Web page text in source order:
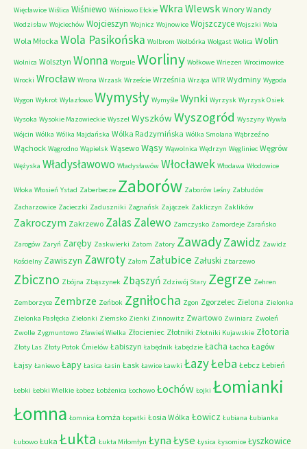
Więcławice Wiślica Wiśniewo Wiśniowo Ełckie Wkra Wlewsk Wnory Wandy
Wodzisław Wojciechów Wojcieszyn Wojnicz Wojnowice Wojszczyce Wojszki Wola
Wola Młocka Wola Pasikońska Wolbrom Wolbórka Wolgast Wolica Wolin
Wolnica Wolsztyn Wonna Worgule Worliny Wołkowe Wriezen Wrocimowice
Wrocki Wrocław Wrona Wrzask Wrzeście Września Wrząca WTR Wydminy Wygoda
Wygon Wykrot Wylazłowo Wymysły Wymyśle Wynki Wyrzysk Wyrzysk Osiek
Wysoka Wysokie Mazowieckie Wyszel WyszkówWyszogród Wyszyny Wywła
Wójcin Wólka Wólka Majdańska Wólka Radzymińska Wólka Smolana Wąbrzeźno
Wąchock Wągrodno Wąpielsk Wąsewo Wąsy Wąwolnica Wędrzyn Węgliniec Węgrów
Wężyska Władysławowo Władysławów Włocławek Włodawa Włodowice
Włoka Włosień Ystad Zaberbecze Zaborów Zaborów Leśny Zabłudów
Zacharzowice Zacieczki Zaduszniki Zagnańsk Zajączek Zakliczyn Zaklików
Zakroczym Zakrzewo ZalasZalewo Zamczysko Zamordeje Zarańsko
Zarogów Zaryń Zaręby Zaskwierki Zatom Zatory ZawadyZawidz Zawidz
Kościelny Zawiszyn Zawroty Załom Załubice Załuski Zbarzewo
Zbiczno Zbójna Zbąszynek Zbąszyń Zdziwój Stary Zegrze Zehren
Zemborzyce Zembrze Zeńbok Zgniłocha Zgon Zgorzelec Zielona Zielonka
Zielonka Pasłęcka Zielonki Ziemsko Zienki Zinnowitz Zwartowo Zwiniarz Zwoleń
Zwolle Zygmuntowo Zławieś Wielka Złocieniec Złotniki Złotniki Kujawskie Złotoria
Złoty Las Złoty Potok Ćmielów Łabiszyn Łabędnik Łabędzie Łacha Łachca Łagów
Łajsy Łaniewo Łapy Łasica Łasin Łask Ławice Ławki ŁazyŁeba Łebcz Łebień
Łebki Łebki Wielkie Łobez Łobżenica Łochowo Łochów Łojki Łomianki
Łomna Łomnica Łomża Łopatki Łosia Wólka Łowicz Łubiana Łubianka
Łubowo Łuka Łukta Łukta Miłomłyn ŁynaŁyse Łysica Łysomice Łyszkowice